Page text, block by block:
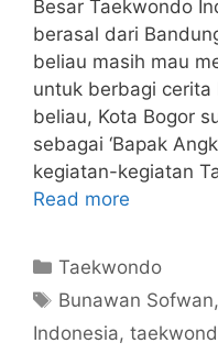
Besar Taekwondo
berasal dari
beliau masih mau
untuk berbagi
beliau, Kota Bogor
sebagai ‘Bapak
kegiatan-kegiatan
Read more
Kategori
Taekwondo
Tag
Bunawan Sofwan,
Indonesia,